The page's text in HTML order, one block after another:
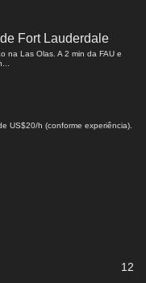
Fort Lauderdale
na Las Olas. A 2 min da FAU e
US$20/h (conforme experiência).
12